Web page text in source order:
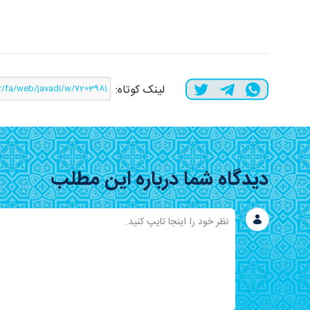
لینک کوتاه:
دیدگاه شما درباره این مطلب